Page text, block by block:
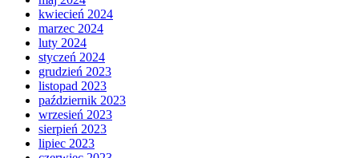
kwiecień 2024
marzec 2024
luty 2024
styczeń 2024
grudzień 2023
listopad 2023
październik 2023
wrzesień 2023
sierpień 2023
lipiec 2023